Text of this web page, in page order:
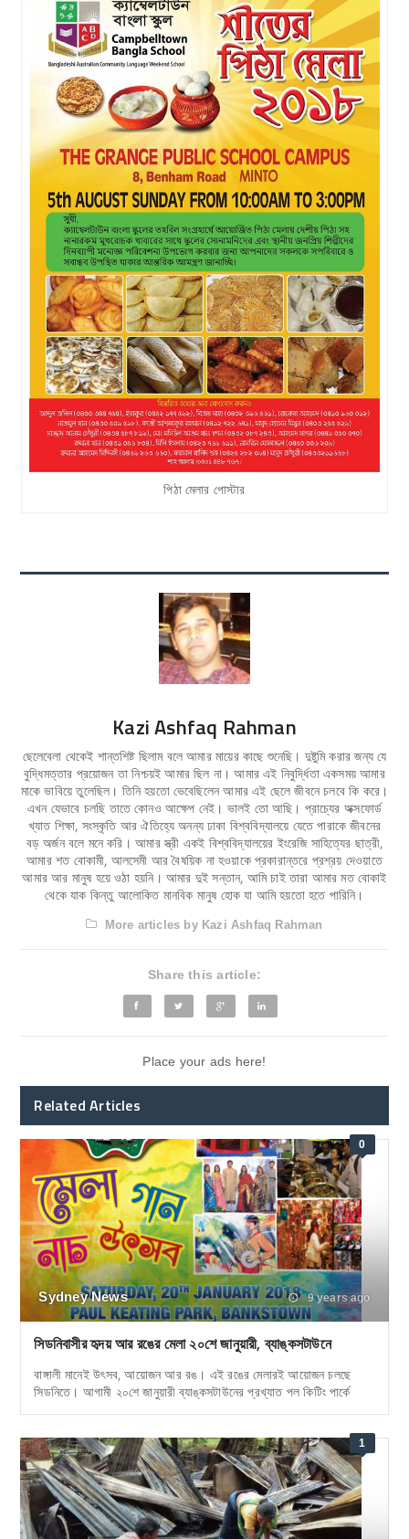
পিঠা মেলার পোস্টার
Kazi Ashfaq Rahman
ছেলেবেলা থেকেই শান্তশিষ্ট ছিলাম বলে আমার মায়ের কাছে শুনেছি। দুষ্টুমি করার জন্য যে
বুদ্ধিমত্তার প্রয়োজন তা নিশ্চয়ই আমার ছিল না। আমার এই নিবুর্দ্ধিতা একসময় আমার
মাকে ভাবিয়ে তুলেছিল। তিনি হয়তো ভেবেছিলেন আমার এই ছেলে জীবনে চলবে কি করে।
এখন যেভাবে চলছি তাতে কোনও আক্ষেপ নেই। ভালই তো আছি। প্রাচ্যের অক্সফোর্ড
খ্যাত শিক্ষা, সংস্কৃতি আর ঐতিহ্যে অনন্য ঢাকা বিশ্ববিদ্যালয়ে যেতে পারাকে জীবনের
বড় অর্জন বলে মনে করি। আমার স্ত্রী একই বিশ্ববিদ্যালয়ের ইংরেজি সাহিত্যের ছাত্রী,
আমার শত বোকামী, আলসেমী আর বৈষয়িক না হওয়াকে প্রকারান্তরে প্রশ্রয় দেওয়াতে
আমার আর মানুষ হয়ে ওঠা হয়নি। আমার দুই সন্তান, আমি চাই তারা আমার মত বোকাই
থেকে যাক কিন্তু আলোকিত মানবিক মানুষ হোক যা আমি হয়তো হতে পারিনি।
More articles by Kazi Ashfaq Rahman
Share this article:
Place your ads here!
Related Articles
0
Sydney News 9 years ago
সিডনিবাসীর হৃদয় আর রঙের মেলা ২০শে জানুয়ারী, ব্যাঙ্কসটাউনে
বাঙ্গালী মানেই উৎসব, আয়োজন আর রঙ। এই রঙের মেলারই আয়োজন চলছে
সিডনিতে। আগামী ২০শে জানুয়ারী ব্যাঙ্কসটাউনের প্রখ্যাত পল কিটিং পার্কে
1